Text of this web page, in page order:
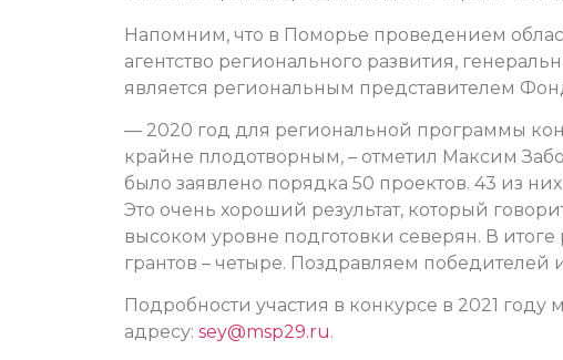
Напомним, что в Поморье проведением
агентство регионального развития,
является региональным представителем
— 2020 год для региональной программы
крайне плодотворным, – отметил Максим
было заявлено порядка 50 проектов. 43 из
Это очень хороший результат, который
высоком уровне подготовки северян. В
грантов – четыре. Поздравляем
Подробности участия в конкурсе в 2021
адресу: sey@msp29.ru.